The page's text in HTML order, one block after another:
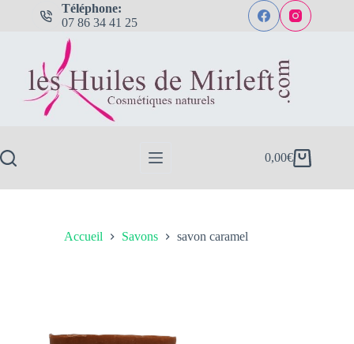
Téléphone:
07 86 34 41 25
Panier
0,00€
Accueil Savons savon caramel